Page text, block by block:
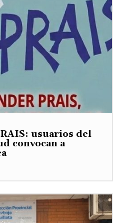
usuarios del
convocan a